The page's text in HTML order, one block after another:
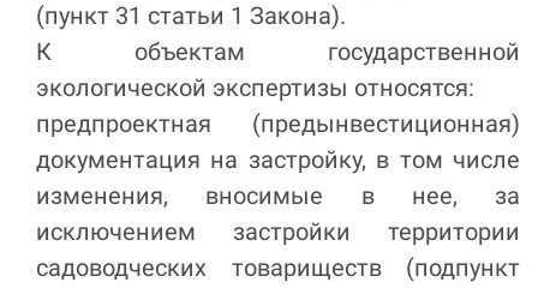
(пункт 31 статьи 1 Закона).
К объектам государственной
экологической экспертизы относятся:
предпроектная (предынвестиционная)
документация на застройку, в том числе
изменения, вносимые в нее, за
исключением застройки территории
садоводческих товариществ (подпункт